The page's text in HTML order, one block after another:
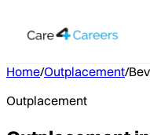
Home/Outplacement/
Outplacement